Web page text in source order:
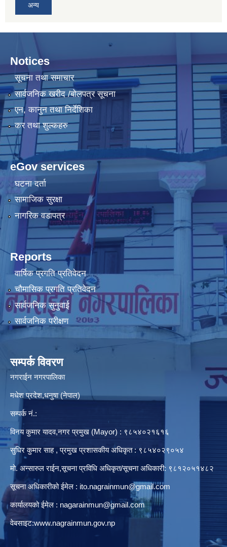
अन्य
Notices
सूचना तथा समाचार
सार्वजनिक खरीद /बोलपत्र सूचना
एन, कानुन तथा निर्देशिका
कर तथा शुल्कहरु
eGov services
घटना दर्ता
सामाजिक सुरक्षा
नागरिक वडापत्र
Reports
वार्षिक प्रगति प्रतिवेदन
चौमासिक प्रगति प्रतिवेदन
सार्वजनिक सुनुवाई
सार्वजनिक परीक्षण
सम्पर्क विवरण
नगराईन नगरपालिका
मधेश प्रदेश,धनुषा (नेपाल)
सम्पर्क नं.:
विनय कुमार यादव,नगर प्रमुख (Mayor) : ९८५४०२१६१६
सुधिर कुमार साह , प्रमुख प्रशासकीय अधिकृत : ९८५४०२९०५४
मो. अन्सारुल राईन,सूचना प्रविधि अधिकृत/सूचना अधिकारी: ९८१२०५१४८२
सूचना अधिकारीको ईमेल : ito.nagrainmun@gmail.com
कार्यालयको ईमेल : nagarainmun@gmail.com
वेबसाइट:www.nagrainmun.gov.np